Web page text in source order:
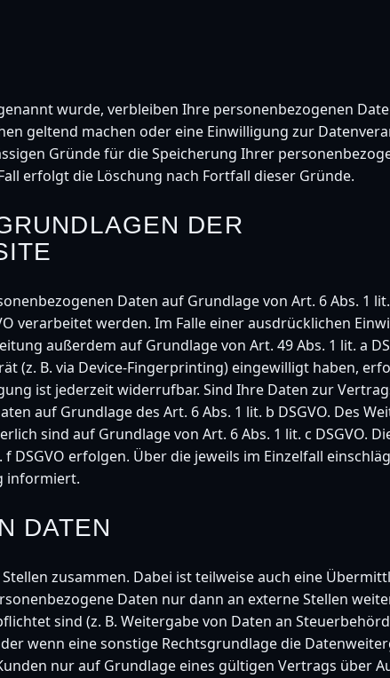
wurde, verbleiben Ihre personenbezogenen
geltend machen oder eine Einwilligung zur
Gründe für die Speicherung Ihrer
erfolgt die Löschung nach Fortfall dieser Gründe.
DER
Daten auf Grundlage von Art. 6 Abs. 1 lit.
verarbeitet werden. Im Falle einer ausdrücklichen
außerdem auf Grundlage von Art. 49 Abs. 1 lit. a
(z. B. via Device-Fingerprinting) eingewilligt haben,
ist jederzeit widerrufbar. Sind Ihre Daten zur
auf Grundlage des Art. 6 Abs. 1 lit. b DSGVO. Des
sind auf Grundlage von Art. 6 Abs. 1 lit. c DSGVO.
erfolgen. Über die jeweils im Einzelfall
informiert.
DATEN
zusammen. Dabei ist teilweise auch eine
Daten nur dann an externe Stellen
sind (z. B. Weitergabe von Daten an
wenn eine sonstige Rechtsgrundlage die
nur auf Grundlage eines gültigen Vertrags über